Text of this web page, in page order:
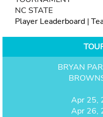
NC STATE
Player Leaderboard |
BRYAN
Apr 25,
Apr 26,